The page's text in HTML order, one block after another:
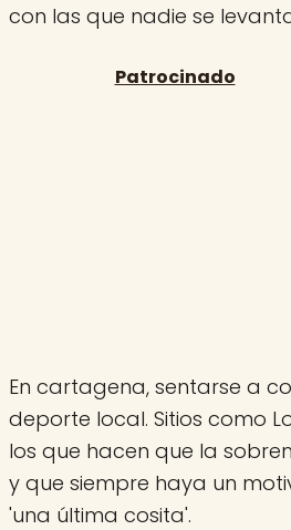
con las que nadie se
En cartagena, sentarse a
deporte local. Sitios como
los que hacen que la
y que siempre haya un
'una última cosita'.